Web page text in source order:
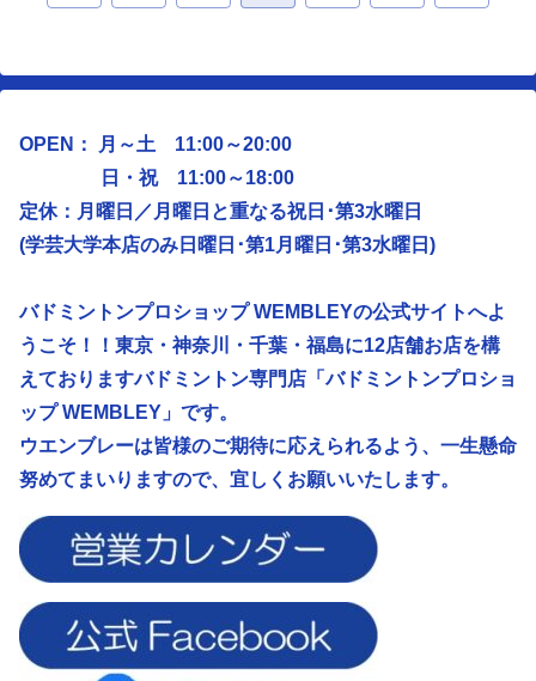
OPEN： 月～土 11:00～20:00
日・祝 11:00～18:00
定休：月曜日／ 月曜日と重なる祝日･第3水曜日
(学芸大学本店のみ日曜日･第1月曜日･第3水曜日)
バドミントンプロショップ WEMBLEYの公式サイトへよ
うこそ！！東京・神奈川・千葉・福島に12店舗お店を構
えておりますバドミントン専門店「バドミントンプロショ
ップ WEMBLEY」です。
ウエンブレーは皆様のご期待に応えられるよう、 一生懸命
努めてまいりますので、宜しくお願いいたします。